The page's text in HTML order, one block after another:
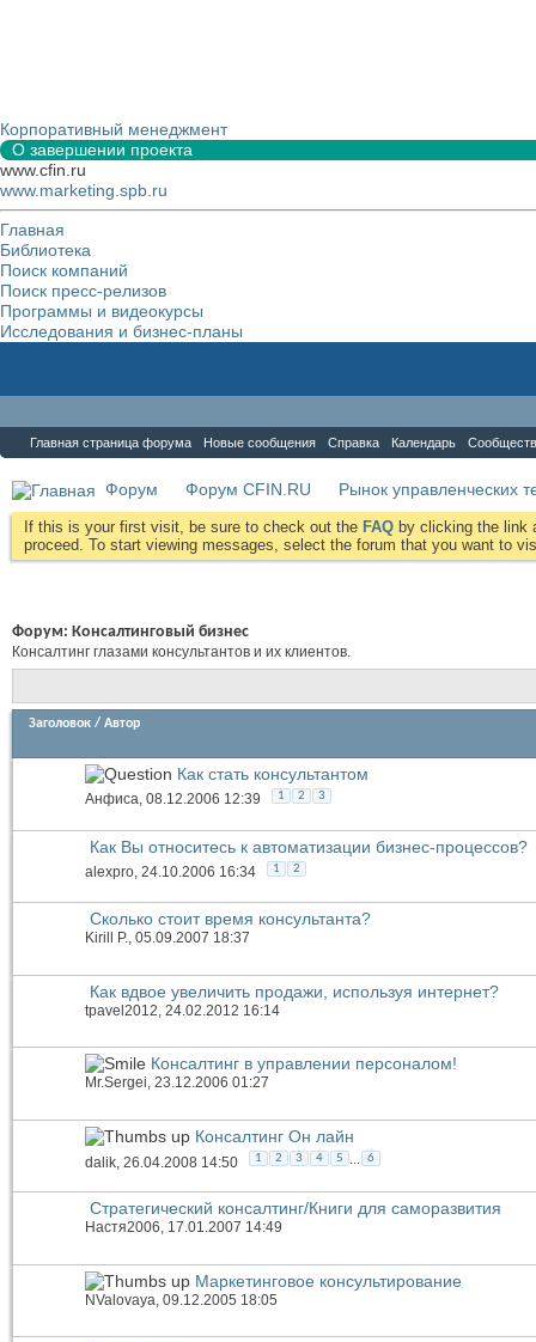
Корпоративный менеджмент
О завершении проекта
www.cfin.ru
www.marketing.spb.ru
Главная
Библиотека
Поиск компаний
Поиск пресс-релизов
Программы и видеокурсы
Исследования и бизнес-планы
Главная страница форума Новые сообщения Справка Календарь
Форум Форум CFIN.RU Рынок управленческих
If this is your first visit, be sure to check out the FAQ by clicking the link
proceed. To start viewing messages, select the forum that you want to
Форум: Консалтинговый бизнес
Консалтинг глазами консультантов и их клиентов.
Заголовок / Автор
Как стать консультантом
Анфиса, 08.12.2006 12:39 1 2 3
Как Вы относитесь к автоматизации бизнес-процессов?
alexpro, 24.10.2006 16:34 1 2
Сколько стоит время консультанта?
Kirill P., 05.09.2007 18:37
Как вдвое увеличить продажи, используя интернет?
tpavel2012 , 24.02.2012 16:14
Консалтинг в управлении персоналом!
Mr.Sergei, 23.12.2006 01:27
Консалтинг Он лайн
dalik , 26.04.2008 14:50 1 2 3 4 5 6
Стратегический консалтинг/Книги для саморазвития
Настя2006, 17.01.2007 14:49
Маркетинговое консультирование
NValovaya , 09.12.2005 18:05